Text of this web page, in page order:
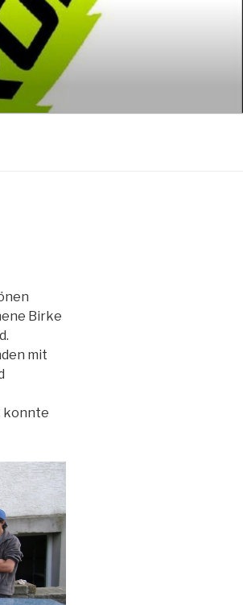
Birke
mit
konnte